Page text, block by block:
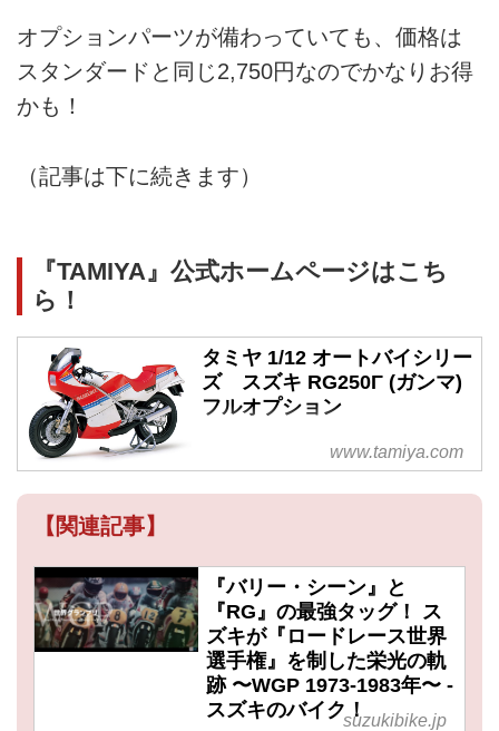
オプションパーツが備わっていても、価格は
スタンダードと同じ2,750円なのでかなりお得
かも！
（記事は下に続きます）
『TAMIYA』公式ホームページはこち
ら！
タミヤ 1/12 オートバイシリー
ズ スズキ RG250Γ (ガンマ)
フルオプション
www.tamiya.com
【関連記事】
『バリー・シーン』と
『RG』の最強タッグ！ ス
ズキが『ロードレース世界
選手権』を制した栄光の軌
跡 〜WGP 1973-1983年〜 -
スズキのバイク！suzukibike.jp